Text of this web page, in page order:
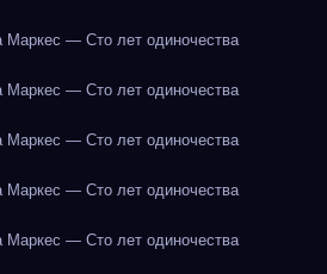
Маркес — Сто лет одиночества
Маркес — Сто лет одиночества
Маркес — Сто лет одиночества
Маркес — Сто лет одиночества
Маркес — Сто лет одиночества